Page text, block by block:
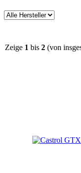
Zeige 1 bis 2 (von